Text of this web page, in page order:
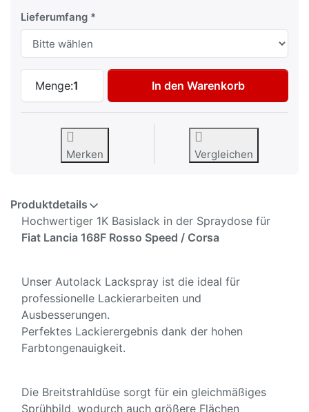
Lieferumfang
Menge:1
Autolack Spraydose für Fiat Lancia 168F
In den Warenkorb
Merken Vergleichen
Produktdetails
Hochwertiger 1K Basislack in der Spraydose für
Fiat Lancia 168F Rosso Speed / Corsa
Unser Autolack Lackspray ist die ideal für
professionelle Lackierarbeiten und
Ausbesserungen.
Perfektes Lackierergebnis dank der hohen
Farbtongenauigkeit.
Die Breitstrahldüse sorgt für ein gleichmäßiges
Sprühbild, wodurch auch größere Flächen